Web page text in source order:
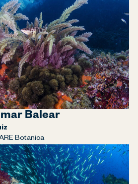
Balear
Botanica